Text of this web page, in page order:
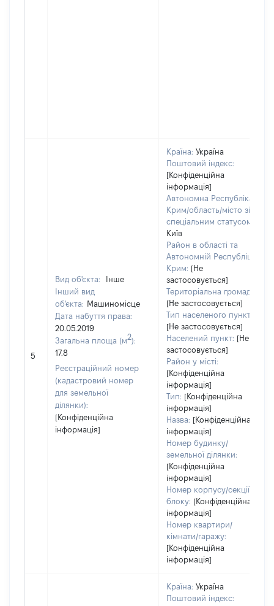
5
Вид об'єкта:
Інше
Інший вид
об'єкта: Машиномісце
Дата набуття права:
20.05.2019
Загальна площа (м2):
17.8
Реєстраційний номер
(кадастровий номер
для земельної
ділянки):
[Конфіденційна
інформація]
Країна: Україна
Поштовий індекс:
[Конфіденційна
інформація]
Автономна Республіка
Крим/область/місто зі
спеціальним статусом:
Київ
Район в області та
Автономній Республіці
Крим: [Не
застосовується]
Територіальна громада:
[Не застосовується]
Тип населеного пункту:
[Не застосовується]
Населений пункт: [Не
застосовується]
Район у місті:
[Конфіденційна
інформація]
Тип: [Конфіденційна
інформація]
Назва: [Конфіденційна
інформація]
Номер будинку/
земельної ділянки:
[Конфіденційна
інформація]
Номер корпусу/секції/
блоку: [Конфіденційна
інформація]
Номер квартири/
кімнати/гаражу:
[Конфіденційна
інформація]
Країна: Україна
Поштовий індекс: